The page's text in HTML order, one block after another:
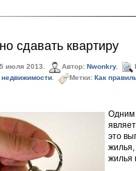
сдавать квартиру
июля 2013. Автор: Nwonkry.
. Метки: Как
Одним
это
жилья